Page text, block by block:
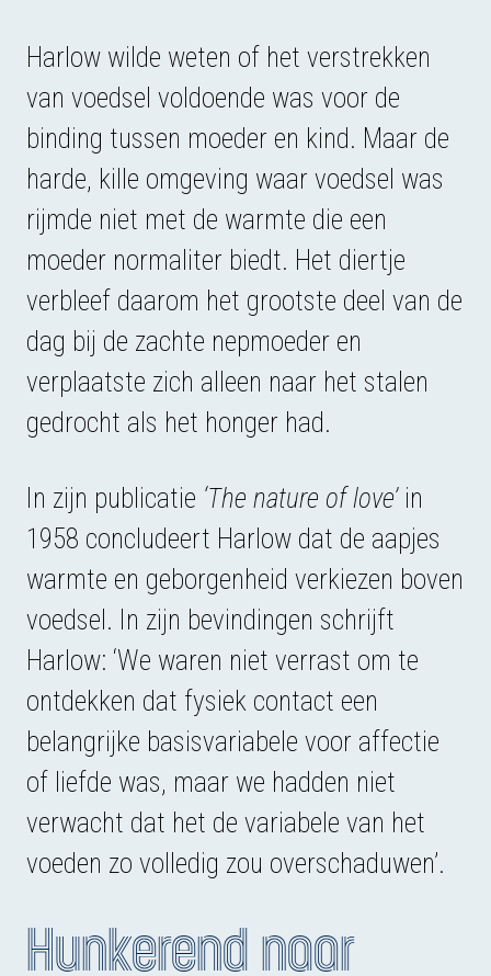
Harlow wilde weten of het verstrekken
van voedsel voldoende was voor de
binding tussen moeder en kind. Maar de
harde, kille omgeving waar voedsel was
rijmde niet met de warmte die een
moeder normaliter biedt. Het diertje
verbleef daarom het grootste deel van de
dag bij de zachte nepmoeder en
verplaatste zich alleen naar het stalen
gedrocht als het honger had.
In zijn publicatie ‘The nature of love’in
1958 concludeert Harlow dat de aapjes
warmte en geborgenheid verkiezen boven
voedsel. In zijn bevindingen schrijft
Harlow: ‘We waren niet verrast om te
ontdekken dat fysiek contact een
belangrijke basisvariabele voor affectie
of liefde was, maar we hadden niet
verwacht dat het de variabele van het
voeden zo volledig zou overschaduwen’.
Hunkerend naar